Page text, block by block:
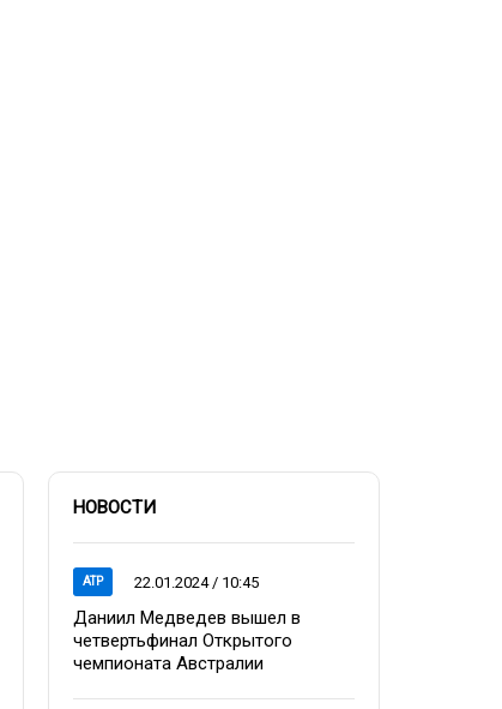
НОВОСТИ
ATP 22.01.2024 / 10:45
Даниил Медведев вышел в
четвертьфинал Открытого
чемпионата Австралии